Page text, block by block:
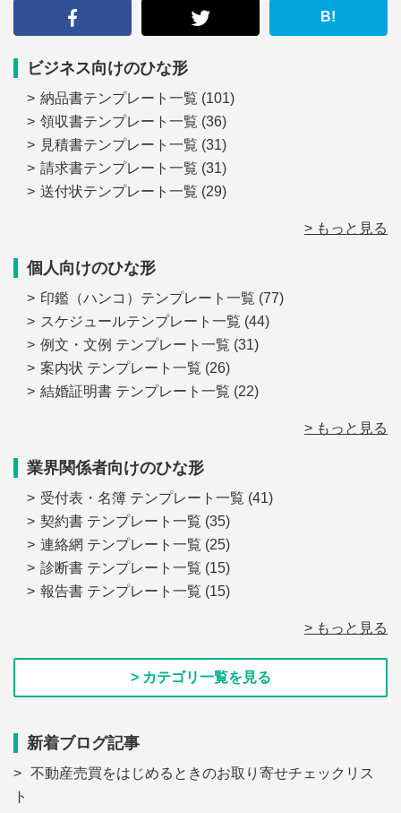
B!
ビジネス向けのひな形
納品書テンプレート一覧 (101)
領収書テンプレート一覧 (36)
見積書テンプレート一覧 (31)
請求書テンプレート一覧 (31)
送付状テンプレート一覧 (29)
> もっと見る
個人向けのひな形
印鑑（ハンコ）テンプレート一覧 (77)
スケジュールテンプレート一覧 (44)
例文・文例 テンプレート一覧 (31)
案内状 テンプレート一覧 (26)
結婚証明書 テンプレート一覧 (22)
> もっと見る
業界関係者向けのひな形
受付表・名簿 テンプレート一覧 (41)
契約書 テンプレート一覧 (35)
連絡網 テンプレート一覧 (25)
診断書 テンプレート一覧 (15)
報告書 テンプレート一覧 (15)
> もっと見る
> カテゴリ一覧を見る
新着ブログ記事
不動産売買をはじめるときのお取り寄せチェックリス
ト